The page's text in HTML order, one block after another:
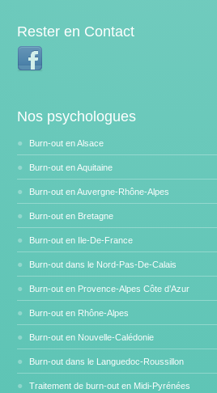
Rester en Contact
Nos psychologues
Burn-out en Alsace
Burn-out en Aquitaine
Burn-out en Auvergne-Rhône-Alpes
Burn-out en Bretagne
Burn-out en Ile-De-France
Burn-out dans le Nord-Pas-De-Calais
Burn-out en Provence-Alpes Côte d’Azur
Burn-out en Rhône-Alpes
Burn-out en Nouvelle-Calédonie
Burn-out dans le Languedoc-Roussillon
Traitement de burn-out en Midi-Pyrénées